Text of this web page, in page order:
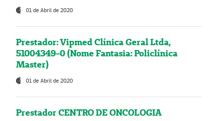
01 de Abril de 2020
Prestador: Vipmed Clínica Geral Ltda,
51004349-0 (Nome Fantasia: Policlínica
Master)
01 de Abril de 2020
Prestador CENTRO DE ONCOLOGIA